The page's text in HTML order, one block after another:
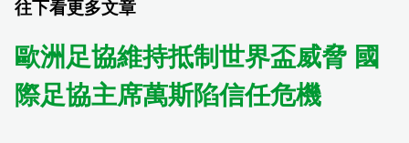
往下看更多文章
歐洲足協維持抵制世界盃威脅 國
際足協主席萬斯陷信任危機